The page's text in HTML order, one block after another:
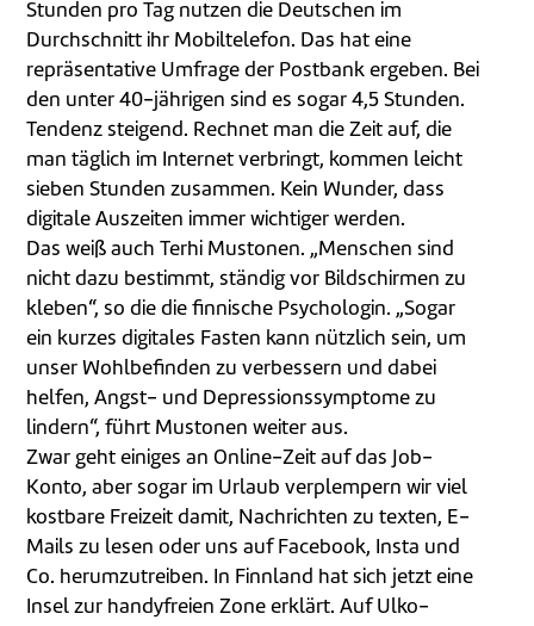
Stunden pro Tag nutzen die Deutschen im
Durchschnitt ihr Mobiltelefon. Das hat eine
repräsentative Umfrage der Postbank ergeben. Bei
den unter 40-jährigen sind es sogar 4,5 Stunden.
Tendenz steigend. Rechnet man die Zeit auf, die
man täglich im Internet verbringt, kommen leicht
sieben Stunden zusammen. Kein Wunder, dass
digitale Auszeiten immer wichtiger werden.
Das weiß auch Terhi Mustonen. „Menschen sind
nicht dazu bestimmt, ständig vor Bildschirmen zu
kleben“, so die die finnische Psychologin. „Sogar
ein kurzes digitales Fasten kann nützlich sein, um
unser Wohlbefinden zu verbessern und dabei
helfen, Angst- und Depressionssymptome zu
lindern“, führt Mustonen weiter aus.
Zwar geht einiges an Online-Zeit auf das Job-
Konto, aber sogar im Urlaub verplempern wir viel
kostbare Freizeit damit, Nachrichten zu texten, E-
Mails zu lesen oder uns auf Facebook, Insta und
Co. herumzutreiben. In Finnland hat sich jetzt eine
Insel zur handyfreien Zone erklärt. Auf Ulko-